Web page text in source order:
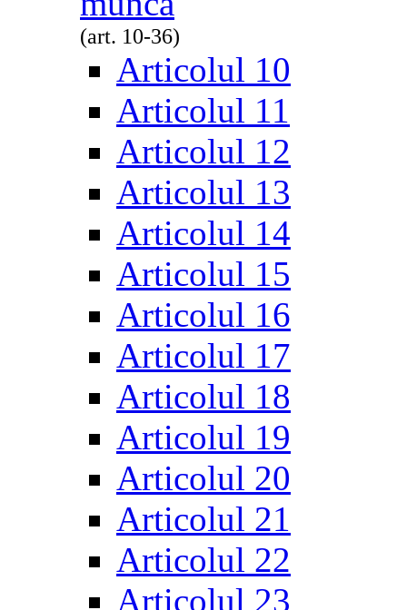
(art. 10-36)
Articolul 10
Articolul 11
Articolul 12
Articolul 13
Articolul 14
Articolul 15
Articolul 16
Articolul 17
Articolul 18
Articolul 19
Articolul 20
Articolul 21
Articolul 22
Articolul 23